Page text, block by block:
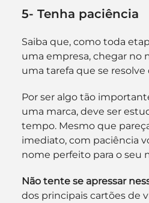
5- Tenha paciência
Saiba que, como toda
uma empresa, chegar no
uma tarefa que se resolve
Por ser algo tão
uma marca, deve ser
tempo. Mesmo que
imediato, com paciência
nome perfeito para o seu
Não tente se apressar
dos principais cartões de